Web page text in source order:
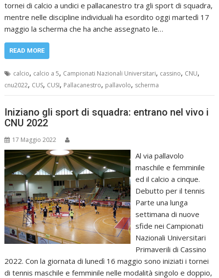
tornei di calcio a undici e pallacanestro tra gli sport di squadra,
mentre nelle discipline individuali ha esordito oggi martedì 17
maggio la scherma che ha anche assegnato le…
READ MORE
calcio, calcio a 5, Campionati Nazionali Universitari, cassino, CNU,
cnu2022, CUS, CUSI, Pallacanestro, pallavolo, scherma
Iniziano gli sport di squadra: entrano nel vivo i
CNU 2022
17 Maggio 2022
Al via pallavolo
maschile e femminile
ed il calcio a cinque.
Debutto per il tennis
Parte una lunga
settimana di nuove
sfide nei Campionati
Nazionali Universitari
Primaverili di Cassino
2022. Con la giornata di lunedì 16 maggio sono iniziati i tornei
di tennis maschile e femminile nelle modalità singolo e doppio,